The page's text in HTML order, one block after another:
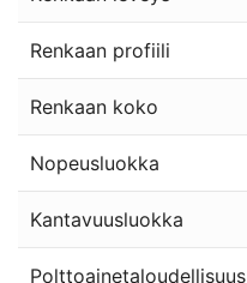
Renkaan profiili
Renkaan koko
Nopeusluokka
Kantavuusluokka
Polttoainetaloudellisuus